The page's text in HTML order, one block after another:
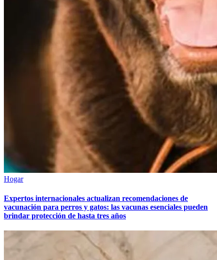
Hogar
Expertos internacionales actualizan recomendaciones de
vacunación para perros y gatos: las vacunas esenciales pueden
brindar protección de hasta tres años